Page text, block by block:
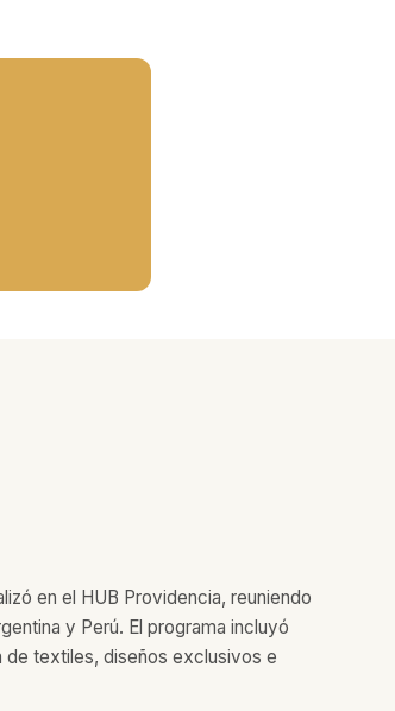
en el HUB Providencia, reuniendo
y Perú. El programa incluyó
de textiles, diseños exclusivos e